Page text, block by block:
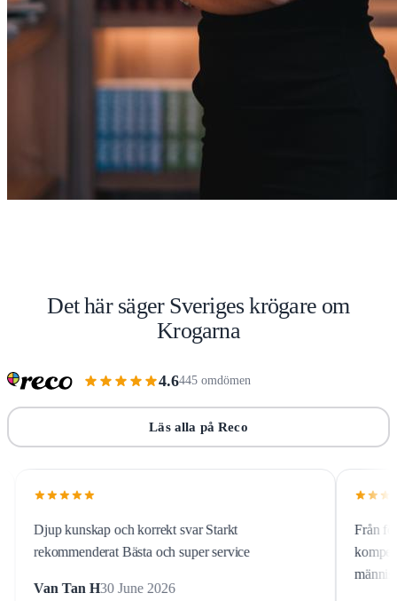
Det här säger Sveriges krögare om
Krogarna
4.6445 omdömen
Läs alla på Reco
svar Starkt
super service
Från första stund förstod vi att vi
kompetenta, professionella och
människor med ett stort mått av